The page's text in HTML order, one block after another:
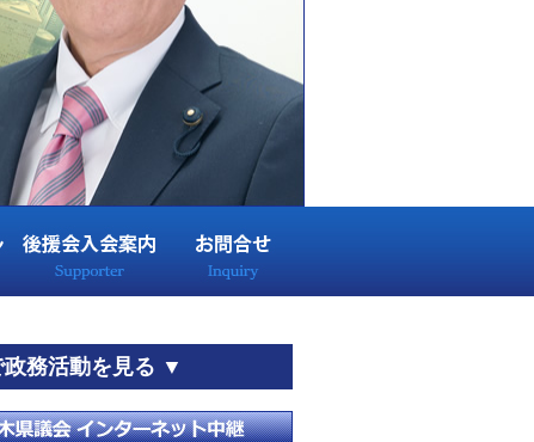
政務活動を見る ▼